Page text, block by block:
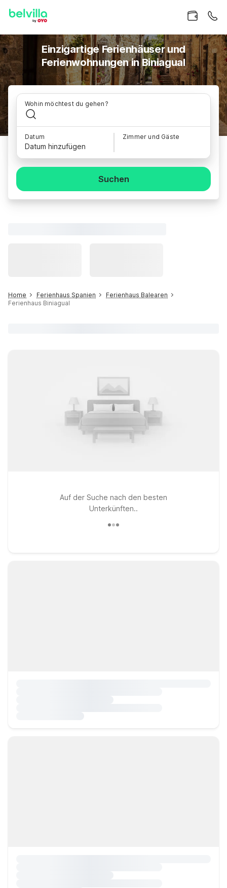
Einzigartige Ferienhäuser und
Ferienwohnungen in Biniagual
Wohin möchtest du gehen?
Datum
Datum hinzufügen
Zimmer und Gäste
Suchen
Home Ferienhaus Spanien
Ferienhaus Balearen
Ferienhaus Biniagual
Auf der Suche nach den besten
Unterkünften..